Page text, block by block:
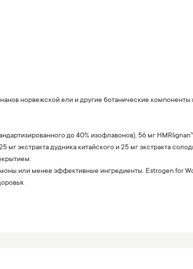
норвежской ели и другие ботанические компоненты
до 40% изофлавонов), 56 мг
экстракта дудника китайского и 25 мг экстракта
или менее эффективные ингредиенты. Estrogen for